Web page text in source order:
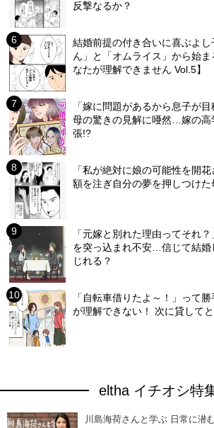
反撃なるか？
結婚前提の付き合いに喜ぶよ
ん」と「オムライス」から始
なたが理解できません Vol.5】
「嫁に問題があるから息子が
母の驚きの見解に唖然…嫁の高
張!?
「私が絶対に娘の可能性を開
額を注ぎ自分の夢を押しつけ
「元嫁と別れた理由ってそれ
を突っ込まれ不安…信じて結婚
じれる？
「自転車借りたよ～！」って
が理解できない！ 次に貸して
eltha イチオシ特
川島海荷さんと学ぶ 日常に潜